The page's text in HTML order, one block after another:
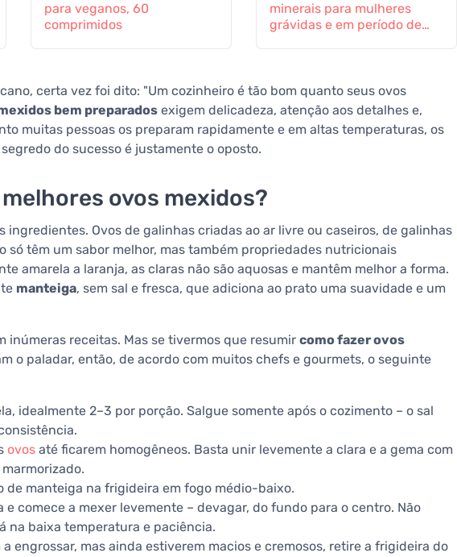
para veganos, 60
comprimidos
minerais para mulheres
grávidas e em período de
certa vez foi dito: "Um cozinheiro é tão bom quanto seus ovos
bem preparados exigem delicadeza, atenção aos detalhes e,
muitas pessoas os preparam rapidamente e em altas temperaturas, os
do sucesso é justamente o oposto.
ovos mexidos?
ingredientes. Ovos de galinhas criadas ao ar livre ou caseiros, de galinhas
só têm um sabor melhor, mas também propriedades nutricionais
amarela a laranja, as claras não são aquosas e mantêm melhor a forma.
manteiga, sem sal e fresca, que adiciona ao prato uma suavidade e um
inúmeras receitas. Mas se tivermos que resumir como fazer ovos
o paladar, então, de acordo com muitos chefs e gourmets, o seguinte
idealmente 2–3 por porção. Salgue somente após o cozimento – o sal
ovos até ficarem homogêneos. Basta unir levemente a clara e a gema com
de manteiga na frigideira em fogo médio-baixo.
e comece a mexer levemente – devagar, do fundo para o centro. Não
na baixa temperatura e paciência.
engrossar, mas ainda estiverem macios e cremosos, retire a frigideira do